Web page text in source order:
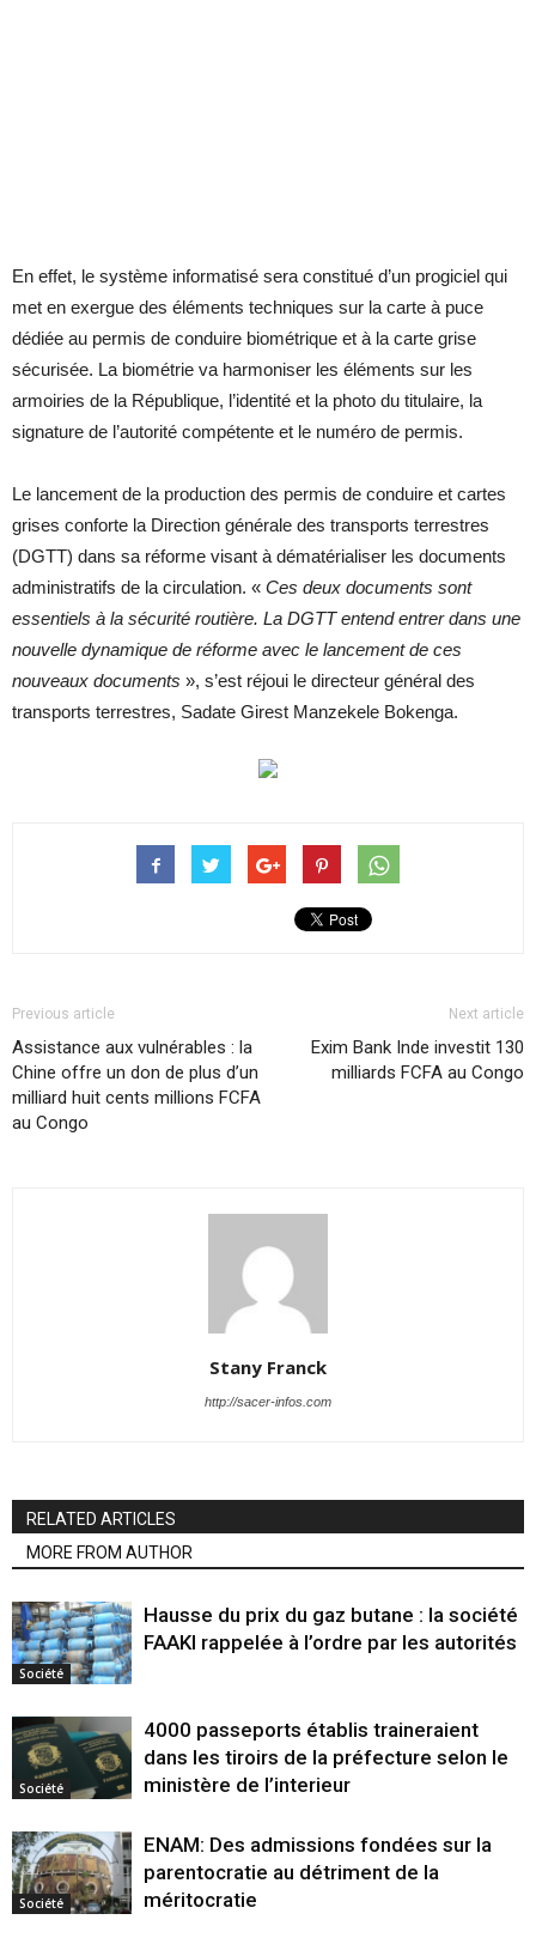
En effet, le système informatisé sera constitué d’un progiciel qui
met en exergue des éléments techniques sur la carte à puce
dédiée au permis de conduire biométrique et à la carte grise
sécurisée. La biométrie va harmoniser les éléments sur les
armoiries de la République, l’identité et la photo du titulaire, la
signature de l’autorité compétente et le numéro de permis.
Le lancement de la production des permis de conduire et cartes
grises conforte la Direction générale des transports terrestres
(DGTT) dans sa réforme visant à dématérialiser les documents
administratifs de la circulation. « Ces deux documents sont
essentiels à la sécurité routière. La DGTT entend entrer dans une
nouvelle dynamique de réforme avec le lancement de ces
nouveaux documents », s’est réjoui le directeur général des
transports terrestres, Sadate Girest Manzekele Bokenga.
Previous article
Assistance aux vulnérables : la
Chine offre un don de plus d’un
milliard huit cents millions FCFA
au Congo
Next article
Exim Bank Inde investit 130
milliards FCFA au Congo
Stany Franck
http://sacer-infos.com
RELATED ARTICLES
MORE FROM AUTHOR
Société
Hausse du prix du gaz butane : la société
FAAKI rappelée à l’ordre par les autorités
Société
4000 passeports établis traineraient
dans les tiroirs de la préfecture selon le
ministère de l’interieur
Société
ENAM: Des admissions fondées sur la
parentocratie au détriment de la
méritocratie